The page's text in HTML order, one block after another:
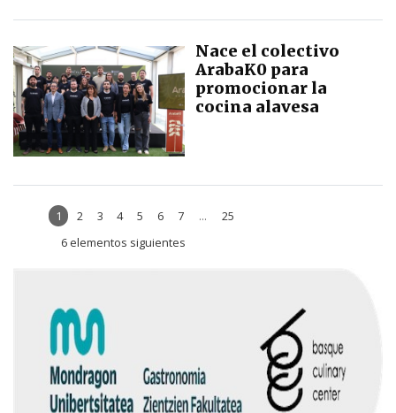
Nace el colectivo
ArabaK0 para
promocionar la
cocina alavesa
1 2 3 4 5 6 7 ...
25
6 elementos siguientes